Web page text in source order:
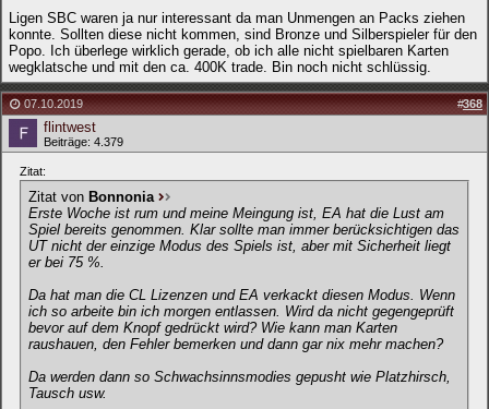
Ligen SBC waren ja nur interessant da man Unmengen an Packs ziehen
konnte. Sollten diese nicht kommen, sind Bronze und Silberspieler für den
Popo. Ich überlege wirklich gerade, ob ich alle nicht spielbaren Karten
wegklatsche und mit den ca. 400K trade. Bin noch nicht schlüssig.
07.10.2019 #368
flintwest
Beiträge: 4.379
Zitat:
Zitat von Bonnonia
Erste Woche ist rum und meine Meingung ist, EA hat die Lust am
Spiel bereits genommen. Klar sollte man immer berücksichtigen das
UT nicht der einzige Modus des Spiels ist, aber mit Sicherheit liegt
er bei 75 %.
Da hat man die CL Lizenzen und EA verkackt diesen Modus. Wenn
ich so arbeite bin ich morgen entlassen. Wird da nicht gegengeprüft
bevor auf dem Knopf gedrückt wird? Wie kann man Karten
raushauen, den Fehler bemerken und dann gar nix mehr machen?
Da werden dann so Schwachsinnsmodies gepusht wie Platzhirsch,
Tausch usw.